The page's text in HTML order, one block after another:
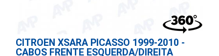
CITROEN XSARA PICASSO 1999-2010 -
CABOS FRENTE ESQUERDA/DIREITA